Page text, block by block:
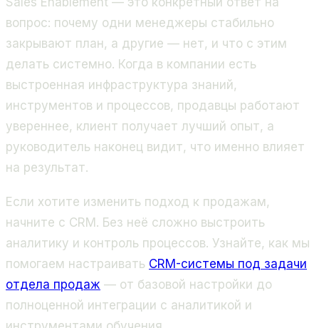
вопрос: почему одни менеджеры стабильно
закрывают план, а другие — нет, и что с этим
делать системно. Когда в компании есть
выстроенная инфраструктура знаний,
инструментов и процессов, продавцы работают
увереннее, клиент получает лучший опыт, а
руководитель наконец видит, что именно влияет
на результат.
Если хотите изменить подход к продажам,
начните с CRM. Без неё сложно выстроить
аналитику и контроль процессов. Узнайте, как мы
помогаем настраивать CRM-системы под задачи
отдела продаж — от базовой настройки до
полноценной интеграции с аналитикой и